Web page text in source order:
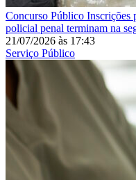
Concurso Público Inscrições
policial penal terminam na
21/07/2026 às 17:43
Serviço Público